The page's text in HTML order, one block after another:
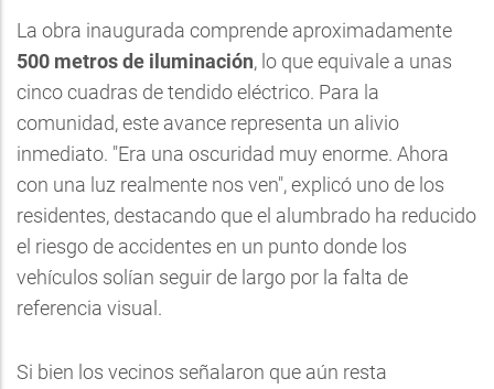
La obra inaugurada comprende aproximadamente
500 metros de iluminación, lo que equivale a unas
cinco cuadras de tendido eléctrico. Para la
comunidad, este avance representa un alivio
inmediato. "Era una oscuridad muy enorme. Ahora
con una luz realmente nos ven", explicó uno de los
residentes, destacando que el alumbrado ha reducido
el riesgo de accidentes en un punto donde los
vehículos solían seguir de largo por la falta de
referencia visual.
Si bien los vecinos señalaron que aún resta